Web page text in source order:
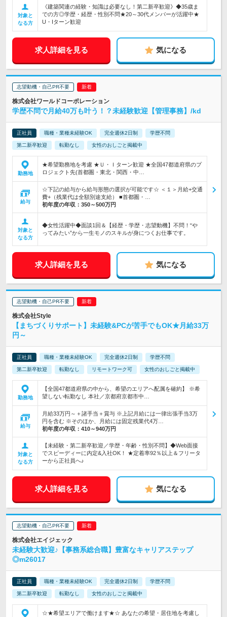
対象と
なる方
《建築関連の経験・知識は必要なし！第二新卒歓迎》◆35歳ま
での方◎学歴・経歴・性別不問★20～30代メンバーが活躍中★
U・Iターン歓迎
求人詳細を見る 気になる
志望動機・自己PR不要
株式会社ワールドコーポレーション
学歴不問で月給40万も叶う！？未経験歓迎【管理事務】/kd
正社員 職種・業種未経験OK 完全週休2日制 学歴不問
第二新卒歓迎 転勤なし 女性のおしごと掲載中
勤務地
★希望勤務地を考慮 ★Ｕ・Ｉターン歓迎 ★全国47都道府県のプ
ロジェクト先(首都圏・東北・関西・中…
給与
☆下記の給与から給与形態の選択が可能です☆ ＜１＞月給+交通
費+（残業代は全額別途支給） ■首都圏・…
初年度の年収： 350～500万円
対象と
なる方
◆女性活躍中◆面談1回＆【経歴・学歴・志望動機】不問！“や
ってみたい”から一生モノのスキルが身につくお仕事です。
求人詳細を見る 気になる
志望動機・自己PR不要
株式会社Style
【まちづくりサポート】未経験&PCが苦手でもOK★月給33万
円～
正社員 職種・業種未経験OK 完全週休2日制 学歴不問
第二新卒歓迎 転勤なし リモートワーク可 女性のおしごと掲載中
勤務地
【全国47都道府県の中から、希望のエリアへ配属を確約】 ※希
望しない転勤なし 本社／京都府京都市中…
給与
月給33万円～＋諸手当＋賞与 ※上記月給には一律出張手当3万
円を含む ※そのほか、月給には固定残業代4万…
初年度の年収： 410～940万円
対象と
なる方
【未経験・第二新卒歓迎／学歴・年齢・性別不問】◆Web面接
でスピーディーに内定&入社OK！ ★定着率92％以上＆フリータ
ーから正社員へ♪
求人詳細を見る 気になる
志望動機・自己PR不要
株式会社エイジェック
未経験大歓迎♪【事務系総合職】豊富なキャリアステップ
◎m26017
正社員 職種・業種未経験OK 完全週休2日制 学歴不問
第二新卒歓迎 転勤なし 女性のおしごと掲載中
☆★希望エリアで働けます★☆ あなたの希望・居住地を考慮し